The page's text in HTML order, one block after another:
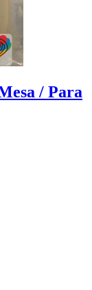
/ Para